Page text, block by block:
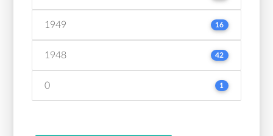
1949 16
1948 42
0 1